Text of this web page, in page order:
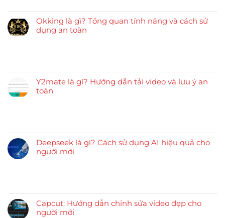
Okking là gì? Tổng quan tính năng và cách sử
dụng an toàn
Y2mate là gì? Hướng dẫn tải video và lưu ý an
toàn
Deepseek là gì? Cách sử dụng AI hiệu quả cho
người mới
Capcut: Hướng dẫn chỉnh sửa video đẹp cho
người mới